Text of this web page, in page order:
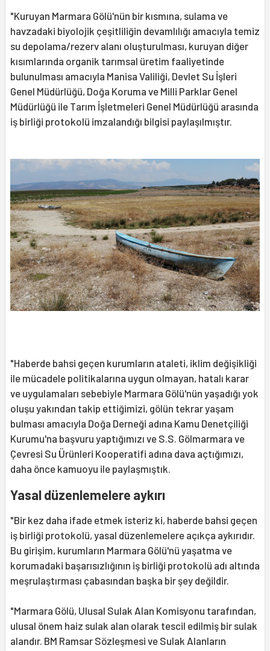
"Kuruyan Marmara Gölü'nün bir kısmına, sulama ve
havzadaki biyolojik çeşitliliğin devamlılığı amacıyla temiz
su depolama/rezerv alanı oluşturulması, kuruyan diğer
kısımlarında organik tarımsal üretim faaliyetinde
bulunulması amacıyla Manisa Valiliği, Devlet Su İşleri
Genel Müdürlüğü, Doğa Koruma ve Milli Parklar Genel
Müdürlüğü ile Tarım İşletmeleri Genel Müdürlüğü arasında
iş birliği protokolü imzalandığı bilgisi paylaşılmıştır.
"Haberde bahsi geçen kurumların ataleti, iklim değişikliği
ile mücadele politikalarına uygun olmayan, hatalı karar
ve uygulamaları sebebiyle Marmara Gölü'nün yaşadığı yok
oluşu yakından takip ettiğimizi, gölün tekrar yaşam
bulması amacıyla Doğa Derneği adına Kamu Denetçiliği
Kurumu'na başvuru yaptığımızı ve S.S. Gölmarmara ve
Çevresi Su Ürünleri Kooperatifi adına dava açtığımızı,
daha önce kamuoyu ile paylaşmıştık.
Yasal düzenlemelere aykırı
"Bir kez daha ifade etmek isteriz ki, haberde bahsi geçen
iş birliği protokolü, yasal düzenlemelere açıkça aykırıdır.
Bu girişim, kurumların Marmara Gölü'nü yaşatma ve
korumadaki başarısızlığının iş birliği protokolü adı altında
meşrulaştırması çabasından başka bir şey değildir.
"Marmara Gölü, Ulusal Sulak Alan Komisyonu tarafından,
ulusal önem haiz sulak alan olarak tescil edilmiş bir sulak
alandır. BM Ramsar Sözleşmesi ve Sulak Alanların